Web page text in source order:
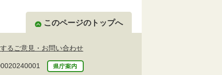
このページのトップへ
るご意見・お問い合わせ